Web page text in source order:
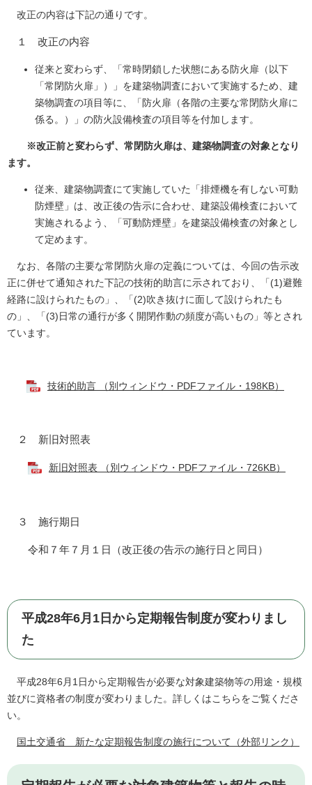
改正の内容は下記の通りです。
１ 改正の内容
従来と変わらず、「常時閉鎖した状態にある防火扉（以下
「常閉防火扉」）」を建築物調査において実施するため、建
築物調査の項目等に、「防火扉（各階の主要な常閉防火扉に
係る。）」の防火設備検査の項目等を付加します。
※改正前と変わらず、常閉防火扉は、建築物調査の対象となり
ます。
従来、建築物調査にて実施していた「排煙機を有しない可動
防煙壁」は、改正後の告示に合わせ、建築設備検査において
実施されるよう、「可動防煙壁」を建築設備検査の対象とし
て定めます。
なお、各階の主要な常閉防火扉の定義については、今回の告示改
正に併せて通知された下記の技術的助言に示されており、「(1)避難
経路に設けられたもの」、「(2)吹き抜けに面して設けられたも
の」、「(3)日常の通行が多く開閉作動の頻度が高いもの」等とされ
ています。
技術的助言 （別ウィンドウ・PDFファイル・198KB）
２ 新旧対照表
新旧対照表 （別ウィンドウ・PDFファイル・726KB）
​３ 施行期日
令和７年７月１日（改正後の告示の施行日と同日）
平成28年6月1日から定期報告制度が変わりまし
た
平成28年6月1日から定期報告が必要な対象建築物等の用途・規模
並びに資格者の制度が変わりました。詳しくはこちらをご覧くださ
い。
国土交通省 新たな定期報告制度の施行について（外部リンク）